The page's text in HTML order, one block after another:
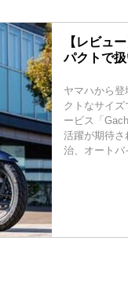
【レビュ
パクトで
ヤマハから
クトなサイ
ービス「
活躍が期待さ
治、オートバ